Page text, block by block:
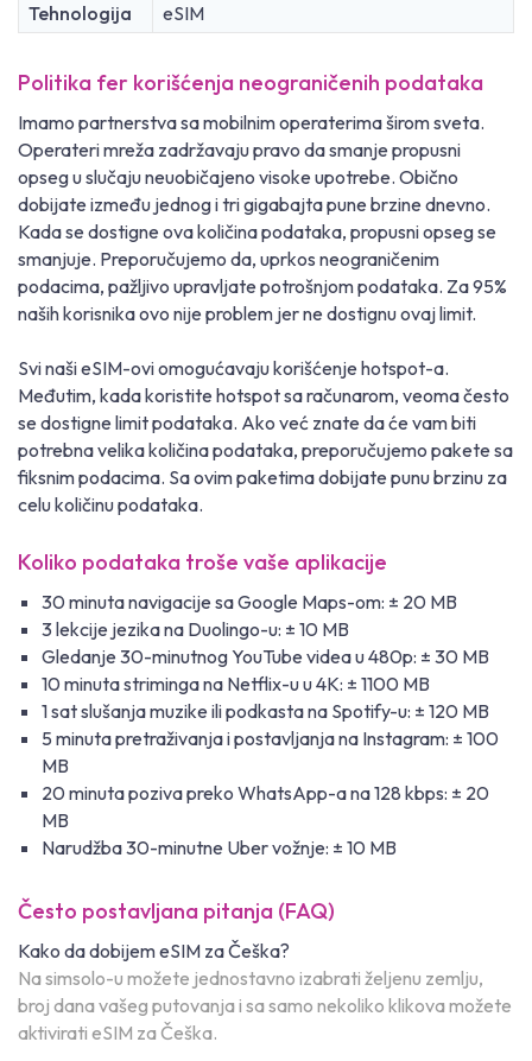
Tehnologija
eSIM
Politika fer korišćenja neograničenih podataka
Imamo partnerstva sa mobilnim operaterima širom sveta.
Operateri mreža zadržavaju pravo da smanje propusni
opseg u slučaju neuobičajeno visoke upotrebe. Obično
dobijate između jednog i tri gigabajta pune brzine dnevno.
Kada se dostigne ova količina podataka, propusni opseg se
smanjuje. Preporučujemo da, uprkos neograničenim
podacima, pažljivo upravljate potrošnjom podataka. Za 95%
naših korisnika ovo nije problem jer ne dostignu ovaj limit.
Svi naši eSIM-ovi omogućavaju korišćenje hotspot-a.
Međutim, kada koristite hotspot sa računarom, veoma često
se dostigne limit podataka. Ako već znate da će vam biti
potrebna velika količina podataka, preporučujemo pakete sa
fiksnim podacima. Sa ovim paketima dobijate punu brzinu za
celu količinu podataka.
Koliko podataka troše vaše aplikacije
30 minuta navigacije sa Google Maps-om: ± 20 MB
3 lekcije jezika na Duolingo-u: ± 10 MB
Gledanje 30-minutnog YouTube videa u 480p: ± 30 MB
10 minuta striminga na Netflix-u u 4K: ± 1100 MB
1 sat slušanja muzike ili podkasta na Spotify-u: ± 120 MB
5 minuta pretraživanja i postavljanja na Instagram: ± 100
MB
20 minuta poziva preko WhatsApp-a na 128 kbps: ± 20
MB
Narudžba 30-minutne Uber vožnje: ± 10 MB
Često postavljana pitanja (FAQ)
Kako da dobijem eSIM za Češka?
Na simsolo-u možete jednostavno izabrati željenu zemlju,
broj dana vašeg putovanja i sa samo nekoliko klikova možete
aktivirati eSIM za Češka.